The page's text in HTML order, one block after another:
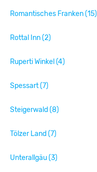
Romantisches Franken (15)
Rottal Inn (2)
Ruperti Winkel (4)
Spessart (7)
Steigerwald (8)
Tölzer Land (7)
Unterallgäu (3)